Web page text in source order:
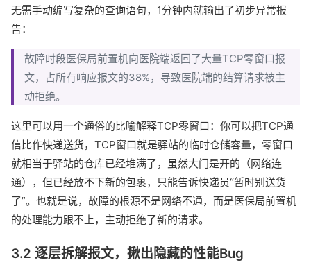
无需手动编写复杂的查询语句，1分钟内就输出了初步异常报
告：
故障时段医保局前置机向医院端返回了大量TCP零窗口报
文，占所有响应报文的38%，导致医院端的结算请求被主
动拒绝。
这里可以用一个通俗的比喻解释TCP零窗口：你可以把TCP通
信比作快递送货，TCP窗口就是驿站的临时仓储容量，零窗口
就相当于驿站的仓库已经堆满了，虽然大门是开的（网络连
通），但已经放不下新的包裹，只能告诉快递员“暂时别送货
了”。也就是说，故障的根源不是网络不通，而是医保局前置机
的处理能力跟不上，主动拒绝了新的请求。
3.2 逐层拆解报文，揪出隐藏的性能Bug